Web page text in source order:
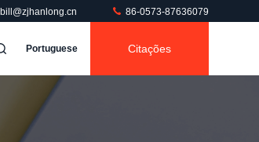
bill@zjhanlong.cn 86-0573-87636079
Portuguese Citações